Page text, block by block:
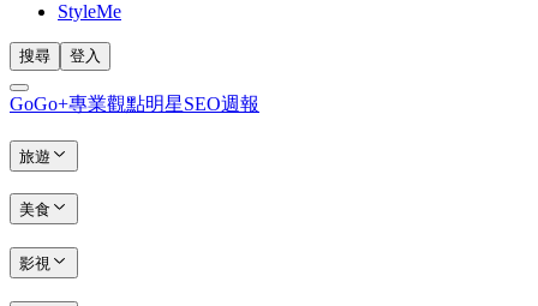
StyleMe
搜尋 登入
GoGo+專業觀點明星SEO週報
旅遊
美食
影視